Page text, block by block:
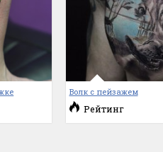
Волк с пейзажем
Рейтинг